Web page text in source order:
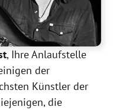
, Ihre Anlaufstelle
der
Künstler der
die